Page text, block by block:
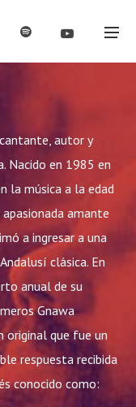
autor y
Nacido en 1985 en
la música a la edad
amante
a ingresar a una
clásica. En
anual de su
Gnawa
original que fue un
respuesta recibida
conocido como: